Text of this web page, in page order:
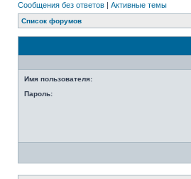
Сообщения без ответов | Активные темы
Список форумов
Имя пользователя:
Пароль: